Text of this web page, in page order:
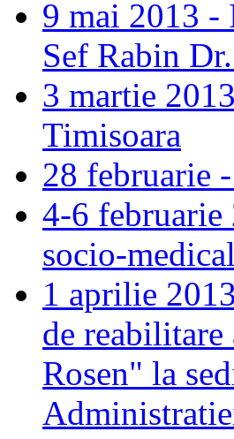
9 mai 2013
Sef Rabin
3 martie
Timisoara
28 februarie
4-6 februarie
socio-
1 aprilie
de
Rosen" la